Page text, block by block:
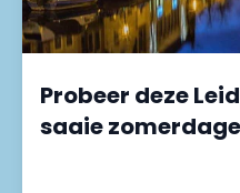
Probeer deze
saaie